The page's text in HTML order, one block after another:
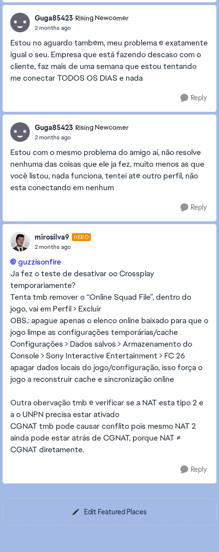
Guga85423 Rising Newcomer
2 months ago
Estou no aguardo também, meu problema é exatamente
igual o seu. Empresa que está fazendo descaso com o
cliente, faz mais de uma semana que estou tentando
me conectar TODOS OS DIAS e nada
Reply
Guga85423 Rising Newcomer
2 months ago
Estou com o mesmo problema do amigo aí, não resolve
nenhuma das coisas que ele ja fez, muito menos as que
você listou, nada funciona, tentei até outro perfil, não
esta conectando em nenhum
Reply
mirosilva9 HERO
2 months ago
guzzisonfire​
Ja fez o teste de desativar oo Crossplay
temporariamente?
Tenta tmb remover o “Online Squad File”, dentro do
jogo, vai em Perfil > Excluir
OBS.: apague apenas o elenco online baixado para que o
jogo limpe as configurações temporárias/cache
Configurações > Dados salvos > Armazenamento do
Console > Sony Interactive Entertainment > FC 26
apagar dados locais do jogo/configuração, isso força o
jogo a reconstruir cache e sincronização online
Outra obervação tmb é verificar se a NAT esta tipo 2 e
a o UNPN precisa estar ativado
CGNAT tmb pode causar conflito pois mesmo NAT 2
ainda pode estar atrás de CGNAT, porque NAT ≠
CGNAT diretamente.
Reply
Edit Featured Places